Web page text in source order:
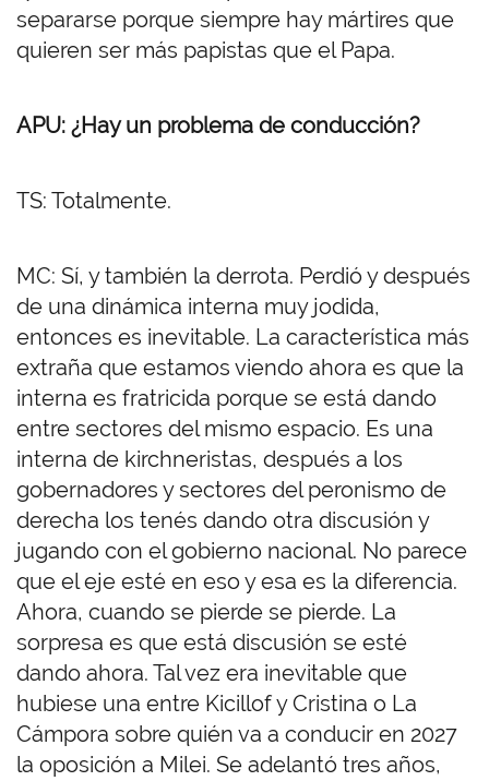
separarse porque siempre hay mártires que
quieren ser más papistas que el Papa.
APU: ¿Hay un problema de conducción?
TS: Totalmente.
MC: Sí, y también la derrota. Perdió y después
de una dinámica interna muy jodida,
entonces es inevitable. La característica más
extraña que estamos viendo ahora es que la
interna es fratricida porque se está dando
entre sectores del mismo espacio. Es una
interna de kirchneristas, después a los
gobernadores y sectores del peronismo de
derecha los tenés dando otra discusión y
jugando con el gobierno nacional. No parece
que el eje esté en eso y esa es la diferencia.
Ahora, cuando se pierde se pierde. La
sorpresa es que está discusión se esté
dando ahora. Tal vez era inevitable que
hubiese una entre Kicillof y Cristina o La
Cámpora sobre quién va a conducir en 2027
la oposición a Milei. Se adelantó tres años,